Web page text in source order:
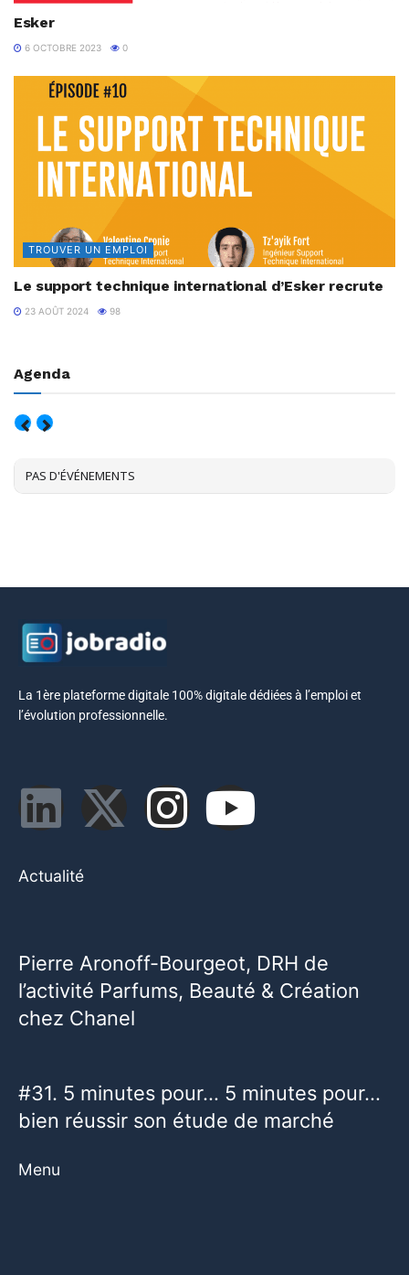
Esker
6 OCTOBRE 2023 0
TROUVER UN EMPLOI
Le support technique international d’Esker recrute
23 AOÛT 2024 98
Agenda
PAS D'ÉVÉNEMENTS
La 1ère plateforme digitale 100% digitale dédiées à l’emploi et
l’évolution professionnelle.
Actualité
Pierre Aronoff-Bourgeot, DRH de
l’activité Parfums, Beauté & Création
chez Chanel
#31. 5 minutes pour… 5 minutes pour…
bien réussir son étude de marché
Menu